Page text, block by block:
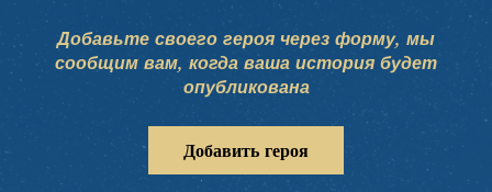
Добавьте своего героя через форму, мы
сообщим вам, когда ваша история будет
опубликована
Добавить героя